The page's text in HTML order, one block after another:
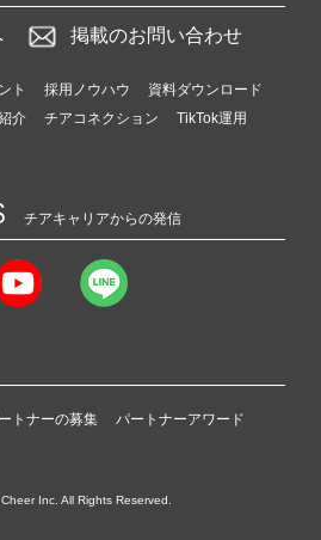
掲載のお問い合わせ
ト 採用ノウハウ
資料ダウンロード
介 チアコネクション
TikTok運用
チアキャリアからの発信
トナーの募集 パートナーアワード
Inc. All Rights Reserved.